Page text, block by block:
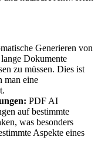
Generieren von
Dokumente
zu müssen. Dies ist
man eine
PDF AI
auf bestimmte
was besonders
Aspekte eines